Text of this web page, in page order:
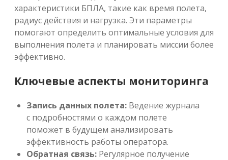
характеристики БПЛА, такие как время полета,
радиус действия и нагрузка. Эти параметры
помогают определить оптимальные условия для
выполнения полета и планировать миссии более
эффективно.
Ключевые аспекты мониторинга
Запись данных полета: Ведение журнала
с подробностями о каждом полете
поможет в будущем анализировать
эффективность работы оператора.
Обратная связь: Регулярное получение